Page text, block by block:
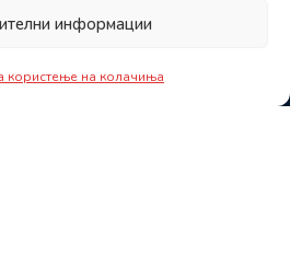
информации
користење на колачиња